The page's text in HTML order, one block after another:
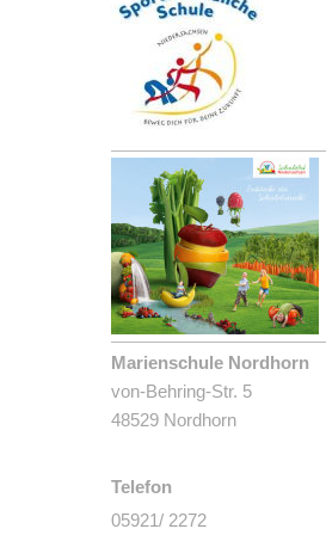
Marienschule Nordhorn
von-Behring-Str. 5
48529 Nordhorn
Telefon
05921/ 2272